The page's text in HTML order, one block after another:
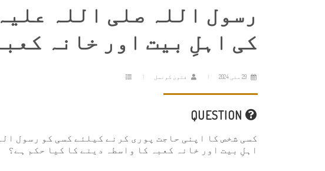
رسول اللہ صلی اللہ
کی اہلِ بیت اور خانہ
فتویٰ کونسل
کسی شخص کا اپنی حاجت پوری کرنے کیلئے کسی کو رسول
اہلِ بیت اور خانہ کعبہ کا واسطہ دینے کا کیا حکم ہے؟